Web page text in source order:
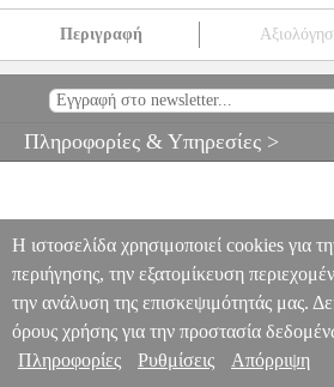
Περιγραφή
PER.223007 PER.223007
THERMOMETER
Πληροφορίες & Υπηρεσίες >
Η ιστοσελίδα χρησιμοποιεί cookies για
περιήγησης, την εξατομίκευση
την ανάλυση της επισκεψιμότητάς μας.
όρους χρήσης για την προστασία
Πληροφορίες
Ρυθμίσεις Απόρριψη